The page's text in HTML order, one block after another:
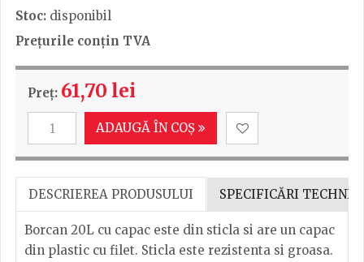
Stoc: disponibil
Prețurile conțin TVA
Preț: 61,70 lei
ADAUGĂ ÎN COȘ
DESCRIEREA PRODUSULUI SPECIFICĂRI
Borcan 20L cu capac este din sticla si are un capac
din plastic cu filet. Sticla este rezistenta si groasa.